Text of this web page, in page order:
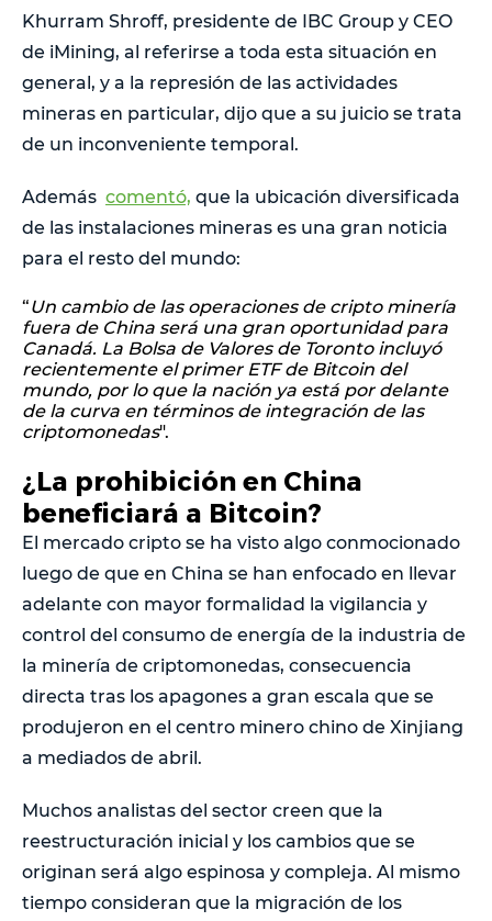
Khurram Shroff, presidente de IBC Group y CEO
de iMining, al referirse a toda esta situación en
general, y a la represión de las actividades
mineras en particular, dijo que a su juicio se trata
de un inconveniente temporal.
Además comentó, que la ubicación diversificada
de las instalaciones mineras es una gran noticia
para el resto del mundo:
“Un cambio de las operaciones de cripto minería
fuera de China será una gran oportunidad para
Canadá. La Bolsa de Valores de Toronto incluyó
recientemente el primer ETF de Bitcoin del
mundo, por lo que la nación ya está por delante
de la curva en términos de integración de las
criptomonedas".
¿La prohibición en China
beneficiará a Bitcoin?
El mercado cripto se ha visto algo conmocionado
luego de que en China se han enfocado en llevar
adelante con mayor formalidad la vigilancia y
control del consumo de energía de la industria de
la minería de criptomonedas, consecuencia
directa tras los apagones a gran escala que se
produjeron en el centro minero chino de Xinjiang
a mediados de abril.
Muchos analistas del sector creen que la
reestructuración inicial y los cambios que se
originan será algo espinosa y compleja. Al mismo
tiempo consideran que la migración de los